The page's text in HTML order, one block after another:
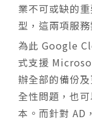
業不可或缺的
型，這兩項服
為此 Google
式支援
辦全部的備份
全性問題，也
本。而針對